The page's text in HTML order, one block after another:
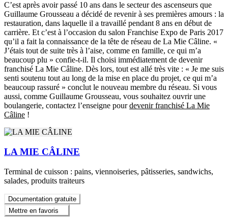
C’est après avoir passé 10 ans dans le secteur des ascenseurs que
Guillaume Grousseau a décidé de revenir à ses premières amours : la
restauration, dans laquelle il a travaillé pendant 8 ans en début de
carrière. Et c’est à l’occasion du salon Franchise Expo de Paris 2017
qu’il a fait la connaissance de la tête de réseau de La Mie Câline. «
J’étais tout de suite très à l’aise, comme en famille, ce qui m’a
beaucoup plu » confie-t-il. Il choisi immédiatement de devenir
franchisé La Mie Câline. Dès lors, tout est allé très vite : « Je me suis
senti soutenu tout au long de la mise en place du projet, ce qui m’a
beaucoup rassuré » conclut le nouveau membre du réseau. Si vous
aussi, comme Guillaume Grousseau, vous souhaitez ouvrir une
boulangerie, contactez l’enseigne pourdevenir franchisé La Mie
Câline !
LA MIE CÂLINE
Terminal de cuisson : pains, viennoiseries, pâtisseries, sandwichs,
salades, produits traiteurs
Documentation gratuite
Mettre en favoris